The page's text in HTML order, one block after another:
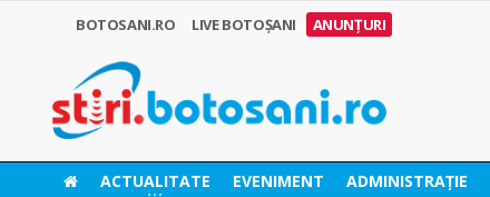
BOTOSANI.RO LIVE BOTOȘANI ANUNȚURI
ACTUALITATE EVENIMENT ADMINISTRAȚIE